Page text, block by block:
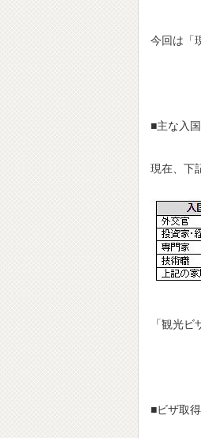
今回は「
■主な入
現在、下
「観光
■ビザ取